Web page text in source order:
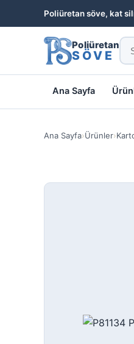
Poliüretan söve, kat
Poliüretan
SÖVE
Ana Sayfa
Ana Sayfa›Ürünler›